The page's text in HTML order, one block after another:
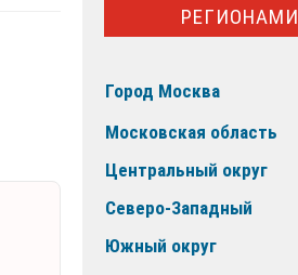
РЕГИОНАМИ
Город Москва
Московская область
Центральный округ
Северо-Западный
Южный округ